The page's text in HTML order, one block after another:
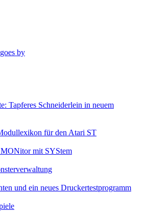
by
Tapferes Schneiderlein in neuem
für den Atari ST
mit SYStem
und ein neues Druckertestprogramm